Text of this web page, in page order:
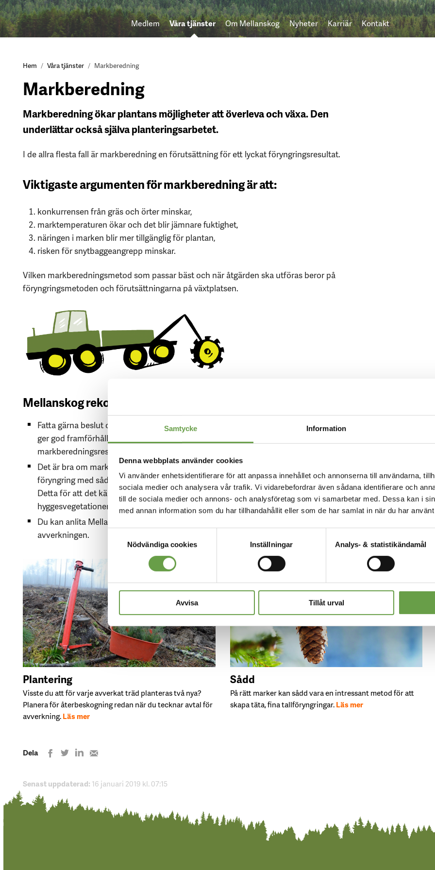
Samtycke Information
Denna webbplats använder cookies
Vi använder enhetsidentifierare för att anpassa innehållet och annonserna till användarna,
sociala medier och analysera vår trafik. Vi vidarebefordrar även sådana identifierare och
till de sociala medier och annons- och analysföretag som vi samarbetar med. Dessa kan i
med annan information som du har tillhandahållit eller som de har samlat in när du har
Nödvändiga cookies
Inställningar Analys- & statistikändamål
Avvisa Tillåt urval
Medlem Våra tjänster Om Mellanskog Nyheter Karriär Kontakt
Hem Våra tjänster Markberedning
Markberedning
Markberedning ökar plantans möjligheter att överleva och växa. Den
underlättar också själva planteringsarbetet.
I de allra flesta fall är markberedning en förutsättning för ett lyckat föryngringsresultat.
Viktigaste argumenten för markberedning är att:
konkurrensen från gräs och örter minskar,
marktemperaturen ökar och det blir jämnare fuktighet,
näringen i marken blir mer tillgänglig för plantan,
risken för snytbaggeangrepp minskar.
Vilken markberedningsmetod som passar bäst och när åtgärden ska utföras beror på
föryngringsmetoden och förutsättningarna på växtplatsen.
Mellanskog rekommenderar
Fatta gärna beslut om markberedning och föryngring redan när avverkningen planeras. Det
ger god framförhållning och gör det lättare för Mellanskog att tillhandahålla rätt
markberedningsresurser när det är dags för markberedningen.
Det är bra om markberedningen får ”ligga till sig” över en vinter, innan plantering. Vid
föryngring med sådd rekommenderar vi markberedning samma vår som själva sådden.
Detta för att det känsliga fröet ska utsättas för så lite konkurrens som möjligt från
hyggesvegetationen.
Du kan anlita Mellanskog för markberedning och föryngring även om någon annan har gjort
avverkningen.
Plantering
Visste du att för varje avverkat träd planteras två nya?
Planera för återbeskogning redan när du tecknar avtal för
avverkning.Läs mer
Sådd
På rätt marker kan sådd vara en intressant metod för att
skapa täta, fina tallföryngringar.Läs mer
Dela
Dela DelaDelaShare
mail
Senast uppdaterad: 16 januari 2019 kl. 07:15